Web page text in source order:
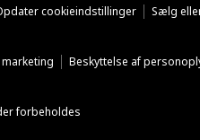
cookieindstillinger Sælg
Beskyttelse af
forbeholdes